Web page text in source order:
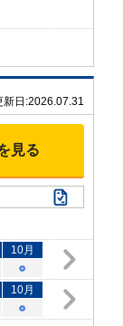
新日:2026.07.31
見る
10月
○
10月
○